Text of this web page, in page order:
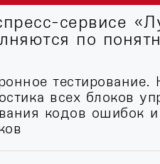
сервисе
по
тестирование.
всех блоков
кодов ошибок